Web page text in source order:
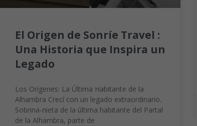
El Origen de Sonríe Travel :
Una Historia que Inspira un
Legado
Los Orígenes: La Última Habitante de la
Alhambra Crecí con un legado extraordinario.
Sobrina-nieta de la última habitante del Partal
de la Alhambra, parte de